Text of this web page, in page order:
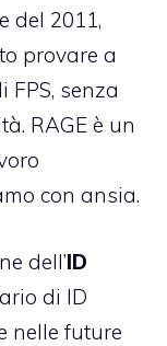
del 2011,
provare a
senza
RAGE è un
con ansia.
dell’ID
di ID
nelle future